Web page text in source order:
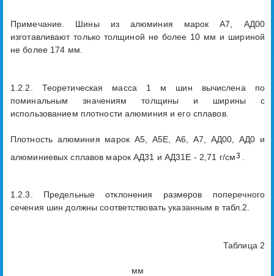
Примечание. Шины из алюминия марок А7, АД00
изготавливают только толщиной не более 10 мм и шириной
не более 174 мм.
1.2.2. Теоретическая масса 1 м шин вычислена по
поминальным значениям толщины и ширины с
использованием плотности алюминия и его сплавов.
Плотность алюминия марок А5, А5Е, А6, А7, АД00, АД0 и
алюминиевых сплавов марок АД31 и АД31Е - 2,71 г/см
1.2.3. Предельные отклонения размеров поперечного
сечения шин должны соответствовать указанным в табл.2.
Таблица 2
мм